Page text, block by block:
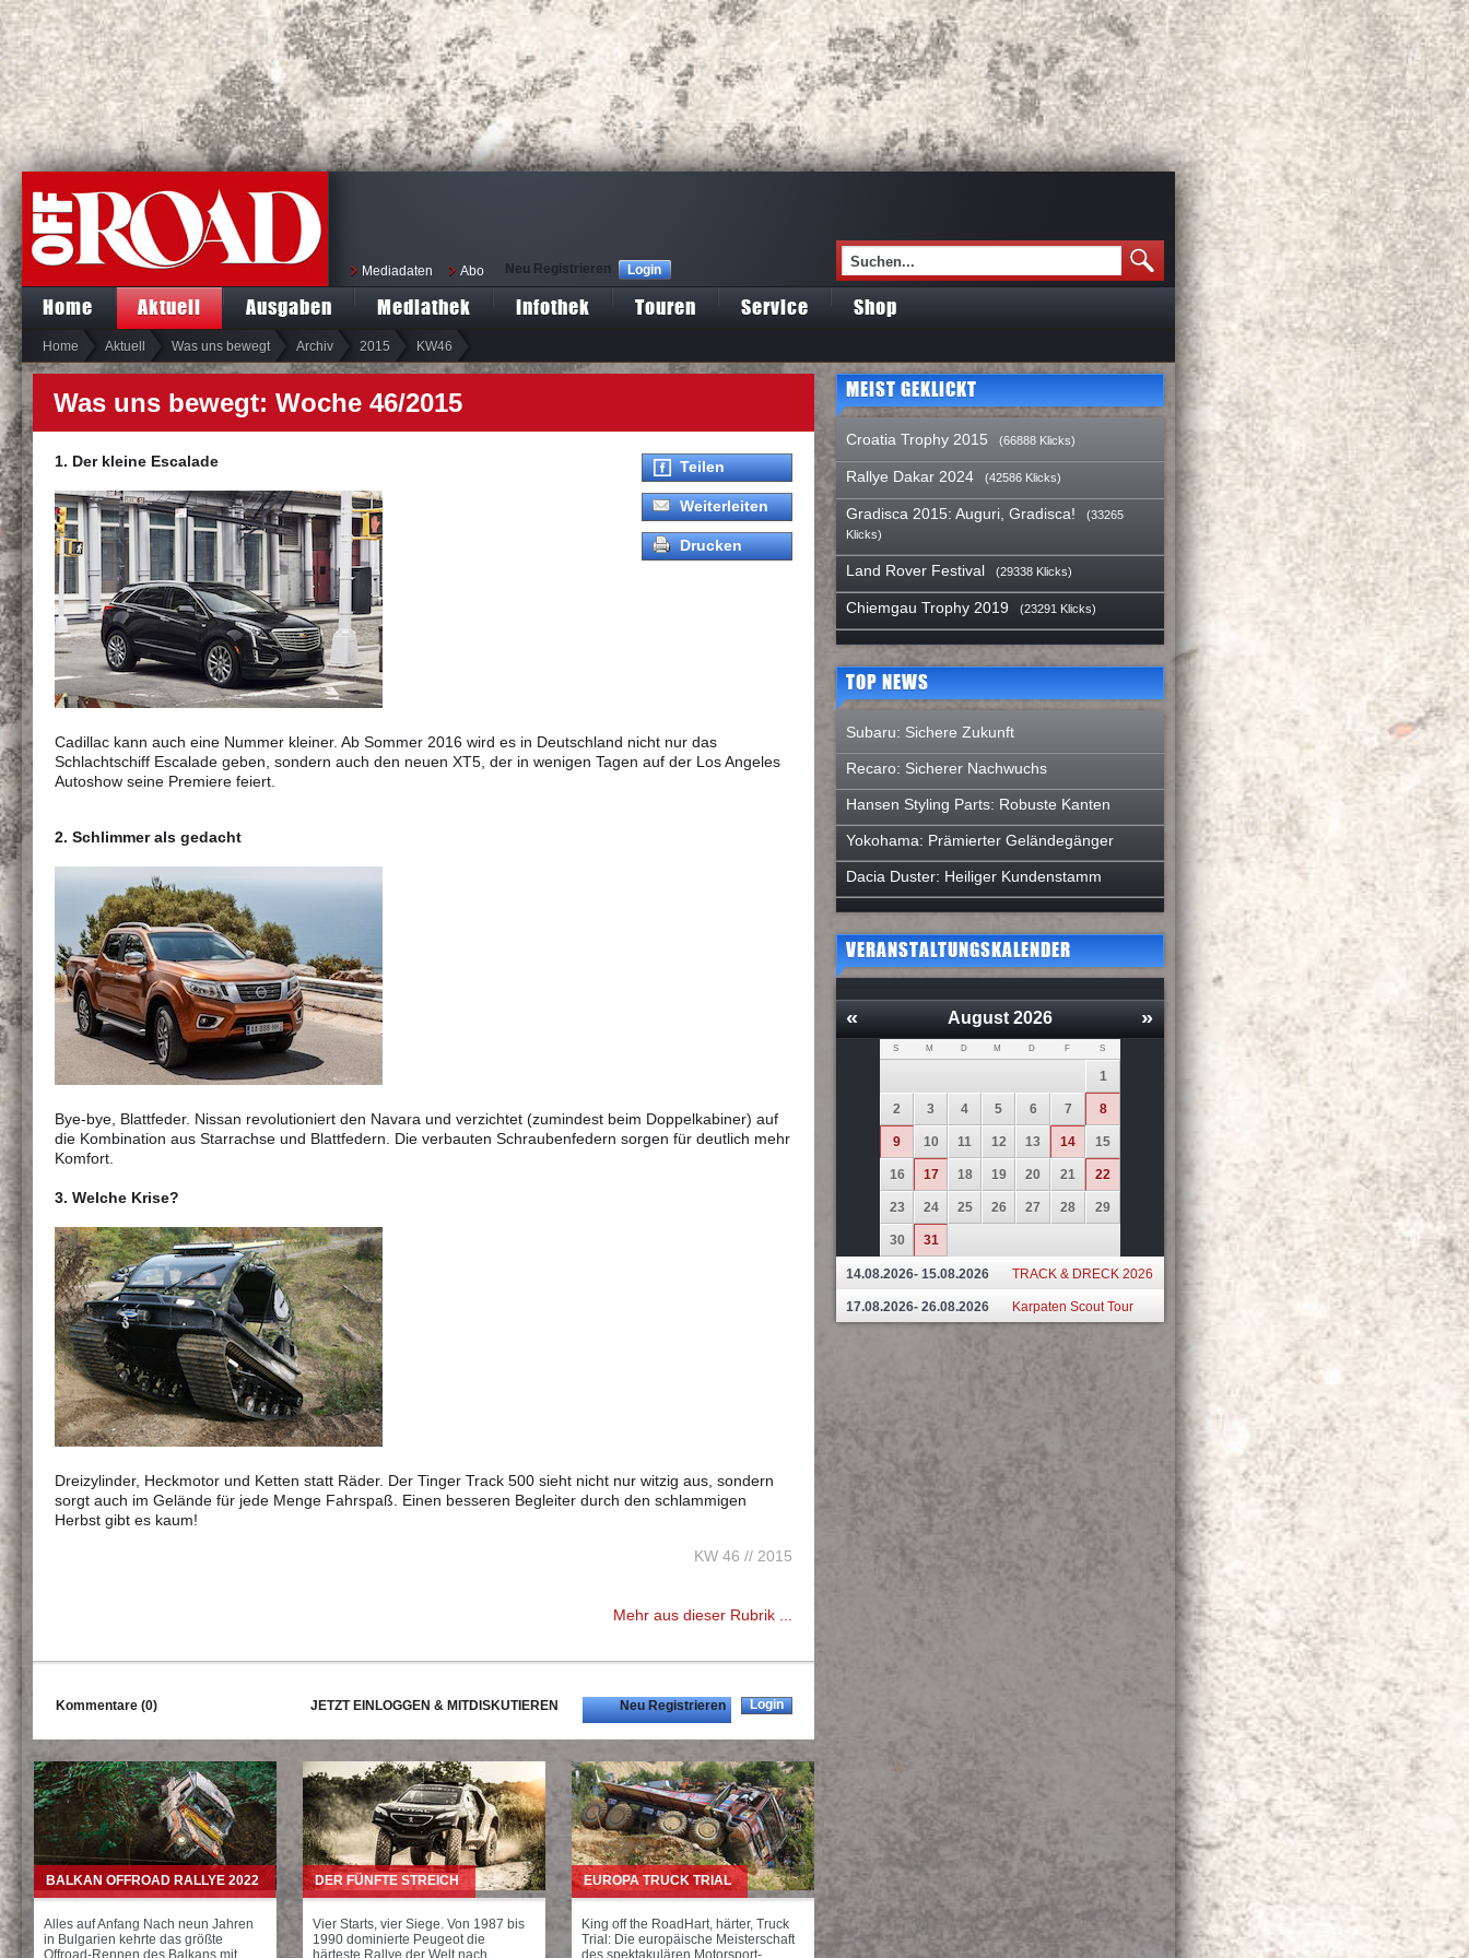
Mediadaten Abo Neu Registrieren Login
Home Aktuell Ausgaben Mediathek Infothek Touren Service Shop
Home Aktuell Was uns bewegt Archiv 2015 KW46
Was uns bewegt: Woche 46/2015
Teilen
Weiterleiten
Drucken
1. Der kleine Escalade
Cadillac kann auch eine Nummer kleiner. Ab Sommer 2016 wird es in Deutschland nicht nur das
Schlachtschiff Escalade geben, sondern auch den neuen XT5, der in wenigen Tagen auf der Los Angeles
Autoshow seine Premiere feiert.
2. Schlimmer als gedacht
Bye-bye, Blattfeder. Nissan revolutioniert den Navara und verzichtet (zumindest beim Doppelkabiner) auf
die Kombination aus Starrachse und Blattfedern. Die verbauten Schraubenfedern sorgen für deutlich mehr
Komfort.
3. Welche Krise?
Dreizylinder, Heckmotor und Ketten statt Räder. Der Tinger Track 500 sieht nicht nur witzig aus, sondern
sorgt auch im Gelände für jede Menge Fahrspaß. Einen besseren Begleiter durch den schlammigen
Herbst gibt es kaum!
KW 46 // 2015
Mehr aus dieser Rubrik ...
Kommentare (0) Neu Registrieren Login
JETZT EINLOGGEN & MITDISKUTIEREN
BALKAN OFFROAD RALLYE 2022
Alles auf Anfang Nach neun Jahren
in Bulgarien kehrte das größte
Offroad-Rennen des Balkans mit
DER FÜNFTE STREICH
Vier Starts, vier Siege. Von 1987 bis
1990 dominierte Peugeot die
härteste Rallye der Welt nach
EUROPA TRUCK TRIAL
King off the RoadHart, härter, Truck
Trial: Die europäische Meisterschaft
des spektakulären Motorsport-
MEIST GEKLICKT
Croatia Trophy 2015 (66888 Klicks)
Rallye Dakar 2024 (42586 Klicks)
Gradisca 2015: Auguri, Gradisca!
(33265
Klicks)
Land Rover Festival (29338 Klicks)
Chiemgau Trophy 2019 (23291 Klicks)
TOP NEWS
Subaru: Sichere Zukunft
Recaro: Sicherer Nachwuchs
Hansen Styling Parts: Robuste Kanten
Yokohama: Prämierter Geländegänger
Dacia Duster: Heiliger Kundenstamm
VERANSTALTUNGSKALENDER
« »
August 2026
S M D M D F S
1
2 3 4 5 6 7 8
9 10 11 12 13 14 15
16 17 18 19 20 21 22
23 24 25 26 27 28 29
30 31
14.08.2026- 15.08.2026 TRACK & DRECK 2026
17.08.2026- 26.08.2026 Karpaten Scout Tour